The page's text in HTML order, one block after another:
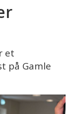
et
på Gamle